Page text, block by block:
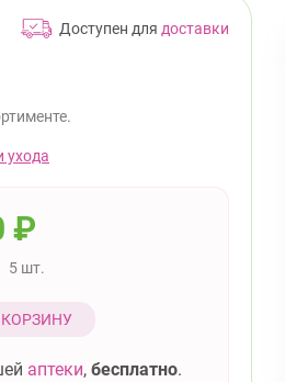
Доступен для доставки
ухода
₽
5 шт.
КОРЗИНУ
аптеки, бесплатно.